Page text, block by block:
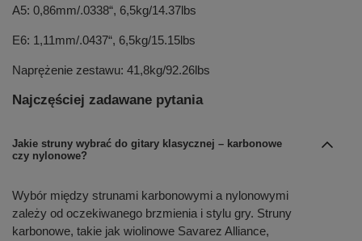
A5: 0,86mm/.0338“, 6,5kg/14.37lbs
E6: 1,11mm/.0437“, 6,5kg/15.15lbs
Naprężenie zestawu: 41,8kg/92.26lbs
Najczęściej zadawane pytania
Jakie struny wybrać do gitary klasycznej – karbonowe
czy nylonowe?
Wybór między strunami karbonowymi a nylonowymi
zależy od oczekiwanego brzmienia i stylu gry. Struny
karbonowe, takie jak wiolinowe Savarez Alliance,